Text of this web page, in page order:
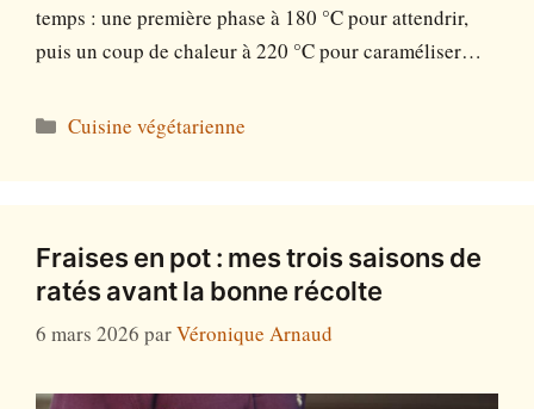
temps : une première phase à 180 °C pour attendrir,
puis un coup de chaleur à 220 °C pour caraméliser…
Catégories
Cuisine végétarienne
Fraises en pot : mes trois saisons de
ratés avant la bonne récolte
6 mars 2026 parVéronique Arnaud